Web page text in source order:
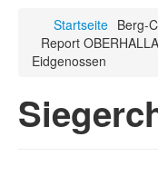
Startseite Berg-
Report
Eidgenossen